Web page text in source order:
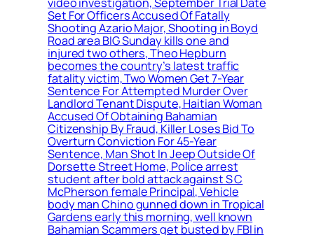
Set For Officers Accused Of Fatally
Shooting Azario Major, Shooting in Boyd
Road area BIG Sunday kills one and
injured two others, Theo Hepburn
becomes the country’s latest traffic
fatality victim, Two Women Get 7-Year
Sentence For Attempted Murder Over
Landlord Tenant Dispute, Haitian Woman
Accused Of Obtaining Bahamian
Citizenship By Fraud, Killer Loses Bid To
Overturn Conviction For 45-Year
Sentence, Man Shot In Jeep Outside Of
Dorsette Street Home, Police arrest
student after bold attack against S C
McPherson female Principal, Vehicle
body man Chino gunned down in Tropical
Gardens early this morning, well known
Bahamian Scammers get busted by FBI in